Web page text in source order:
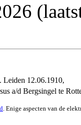
Leiden 12.06.1910,
a/d Bergsingel te
. Enige aspecten van de